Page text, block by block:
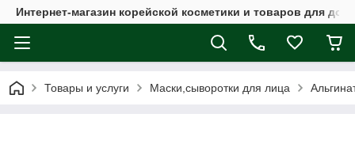
Интернет-магазин корейской косметики и товаров для
Товары и услуги Маски,сыворотки для лица